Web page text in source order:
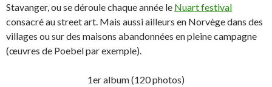
Stavanger, ou se déroule chaque année le Nuart festival
consacré au street art. Mais aussi ailleurs en Norvège dans des
villages ou sur des maisons abandonnées en pleine campagne
(œuvres de Poebel par exemple).
1er album (120 photos)